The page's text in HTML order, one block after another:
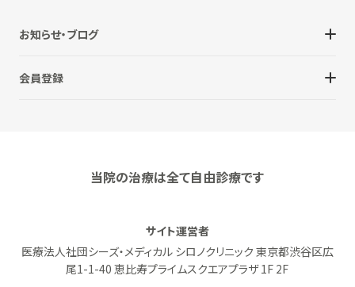
お知らせ・ブログ
会員登録
当院の治療は全て自由診療です
サイト運営者
医療法人社団シーズ・メディカル シロノクリニック 東京都渋谷区広
尾1-1-40 恵比寿プライムスクエアプラザ 1F 2F